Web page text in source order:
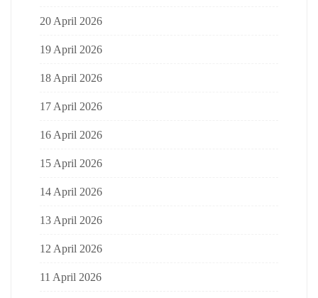
20 April 2026
19 April 2026
18 April 2026
17 April 2026
16 April 2026
15 April 2026
14 April 2026
13 April 2026
12 April 2026
11 April 2026